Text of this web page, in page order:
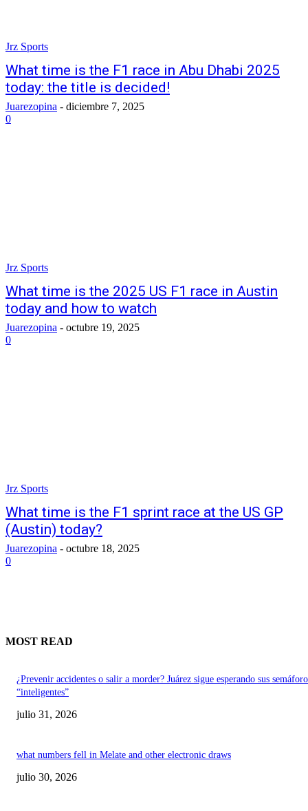
Jrz Sports
What time is the F1 race in Abu Dhabi 2025
today: the title is decided!
Juarezopina - diciembre 7, 2025
0
Jrz Sports
What time is the 2025 US F1 race in Austin
today and how to watch
Juarezopina - octubre 19, 2025
0
Jrz Sports
What time is the F1 sprint race at the US GP
(Austin) today?
Juarezopina - octubre 18, 2025
0
MOST READ
¿Prevenir accidentes o salir a morder? Juárez sigue esperando sus
“inteligentes”
julio 31, 2026
what numbers fell in Melate and other electronic draws
julio 30, 2026